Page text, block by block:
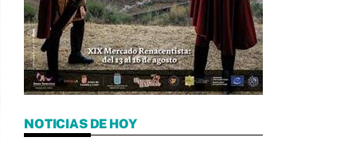
NOTICIAS DE HOY